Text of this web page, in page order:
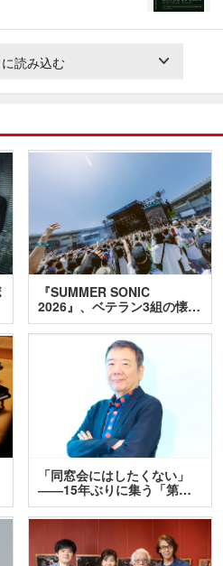
読み込む
『SUMMER SONIC
2026』、ベテラン3組の懐…
「同窓会にはしたくない」
――15年ぶりに集う「第…